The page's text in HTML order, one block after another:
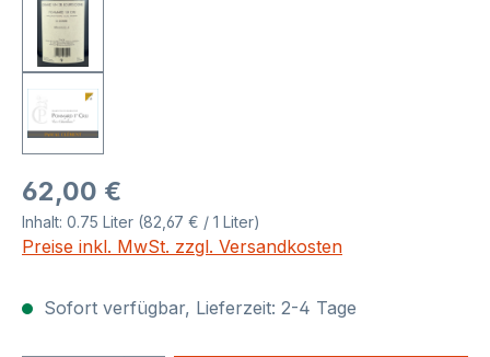
Regulärer Preis:
62,00 €
Inhalt: 0.75 Liter (82,67 € / 1 Liter)
Preise inkl. MwSt. zzgl. Versandkosten
Sofort verfügbar, Lieferzeit: 2-4 Tage